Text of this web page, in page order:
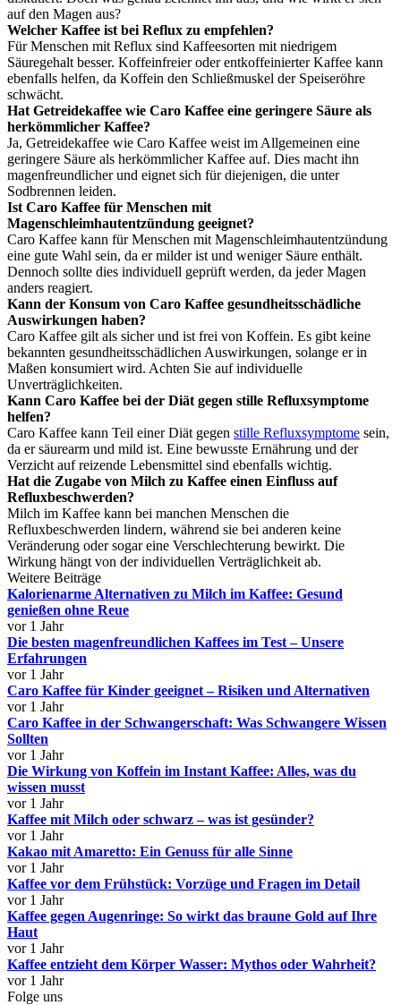
auf den Magen aus?
Welcher Kaffee ist bei Reflux zu empfehlen?
Für Menschen mit Reflux sind Kaffeesorten mit niedrigem
Säuregehalt besser. Koffeinfreier oder entkoffeinierter Kaffee kann
ebenfalls helfen, da Koffein den Schließmuskel der Speiseröhre
schwächt.
Hat Getreidekaffee wie Caro Kaffee eine geringere Säure als
herkömmlicher Kaffee?
Ja, Getreidekaffee wie Caro Kaffee weist im Allgemeinen eine
geringere Säure als herkömmlicher Kaffee auf. Dies macht ihn
magenfreundlicher und eignet sich für diejenigen, die unter
Sodbrennen leiden.
Ist Caro Kaffee für Menschen mit
Magenschleimhautentzündung geeignet?
Caro Kaffee kann für Menschen mit Magenschleimhautentzündung
eine gute Wahl sein, da er milder ist und weniger Säure enthält.
Dennoch sollte dies individuell geprüft werden, da jeder Magen
anders reagiert.
Kann der Konsum von Caro Kaffee gesundheitsschädliche
Auswirkungen haben?
Caro Kaffee gilt als sicher und ist frei von Koffein. Es gibt keine
bekannten gesundheitsschädlichen Auswirkungen, solange er in
Maßen konsumiert wird. Achten Sie auf individuelle
Unverträglichkeiten.
Kann Caro Kaffee bei der Diät gegen stille Refluxsymptome
helfen?
Caro Kaffee kann Teil einer Diät gegen stille Refluxsymptome sein,
da er säurearm und mild ist. Eine bewusste Ernährung und der
Verzicht auf reizende Lebensmittel sind ebenfalls wichtig.
Hat die Zugabe von Milch zu Kaffee einen Einfluss auf
Refluxbeschwerden?
Milch im Kaffee kann bei manchen Menschen die
Refluxbeschwerden lindern, während sie bei anderen keine
Veränderung oder sogar eine Verschlechterung bewirkt. Die
Wirkung hängt von der individuellen Verträglichkeit ab.
Weitere Beiträge
Kalorienarme Alternativen zu Milch im Kaffee: Gesund
genießen ohne Reue
vor 1 Jahr
Die besten magenfreundlichen Kaffees im Test – Unsere
Erfahrungen
vor 1 Jahr
Caro Kaffee für Kinder geeignet – Risiken und Alternativen
vor 1 Jahr
Caro Kaffee in der Schwangerschaft: Was Schwangere Wissen
Sollten
vor 1 Jahr
Die Wirkung von Koffein im Instant Kaffee: Alles, was du
wissen musst
vor 1 Jahr
Kaffee mit Milch oder schwarz – was ist gesünder?
vor 1 Jahr
Kakao mit Amaretto: Ein Genuss für alle Sinne
vor 1 Jahr
Kaffee vor dem Frühstück: Vorzüge und Fragen im Detail
vor 1 Jahr
Kaffee gegen Augenringe: So wirkt das braune Gold auf Ihre
Haut
vor 1 Jahr
Kaffee entzieht dem Körper Wasser: Mythos oder Wahrheit?
vor 1 Jahr
Folge uns